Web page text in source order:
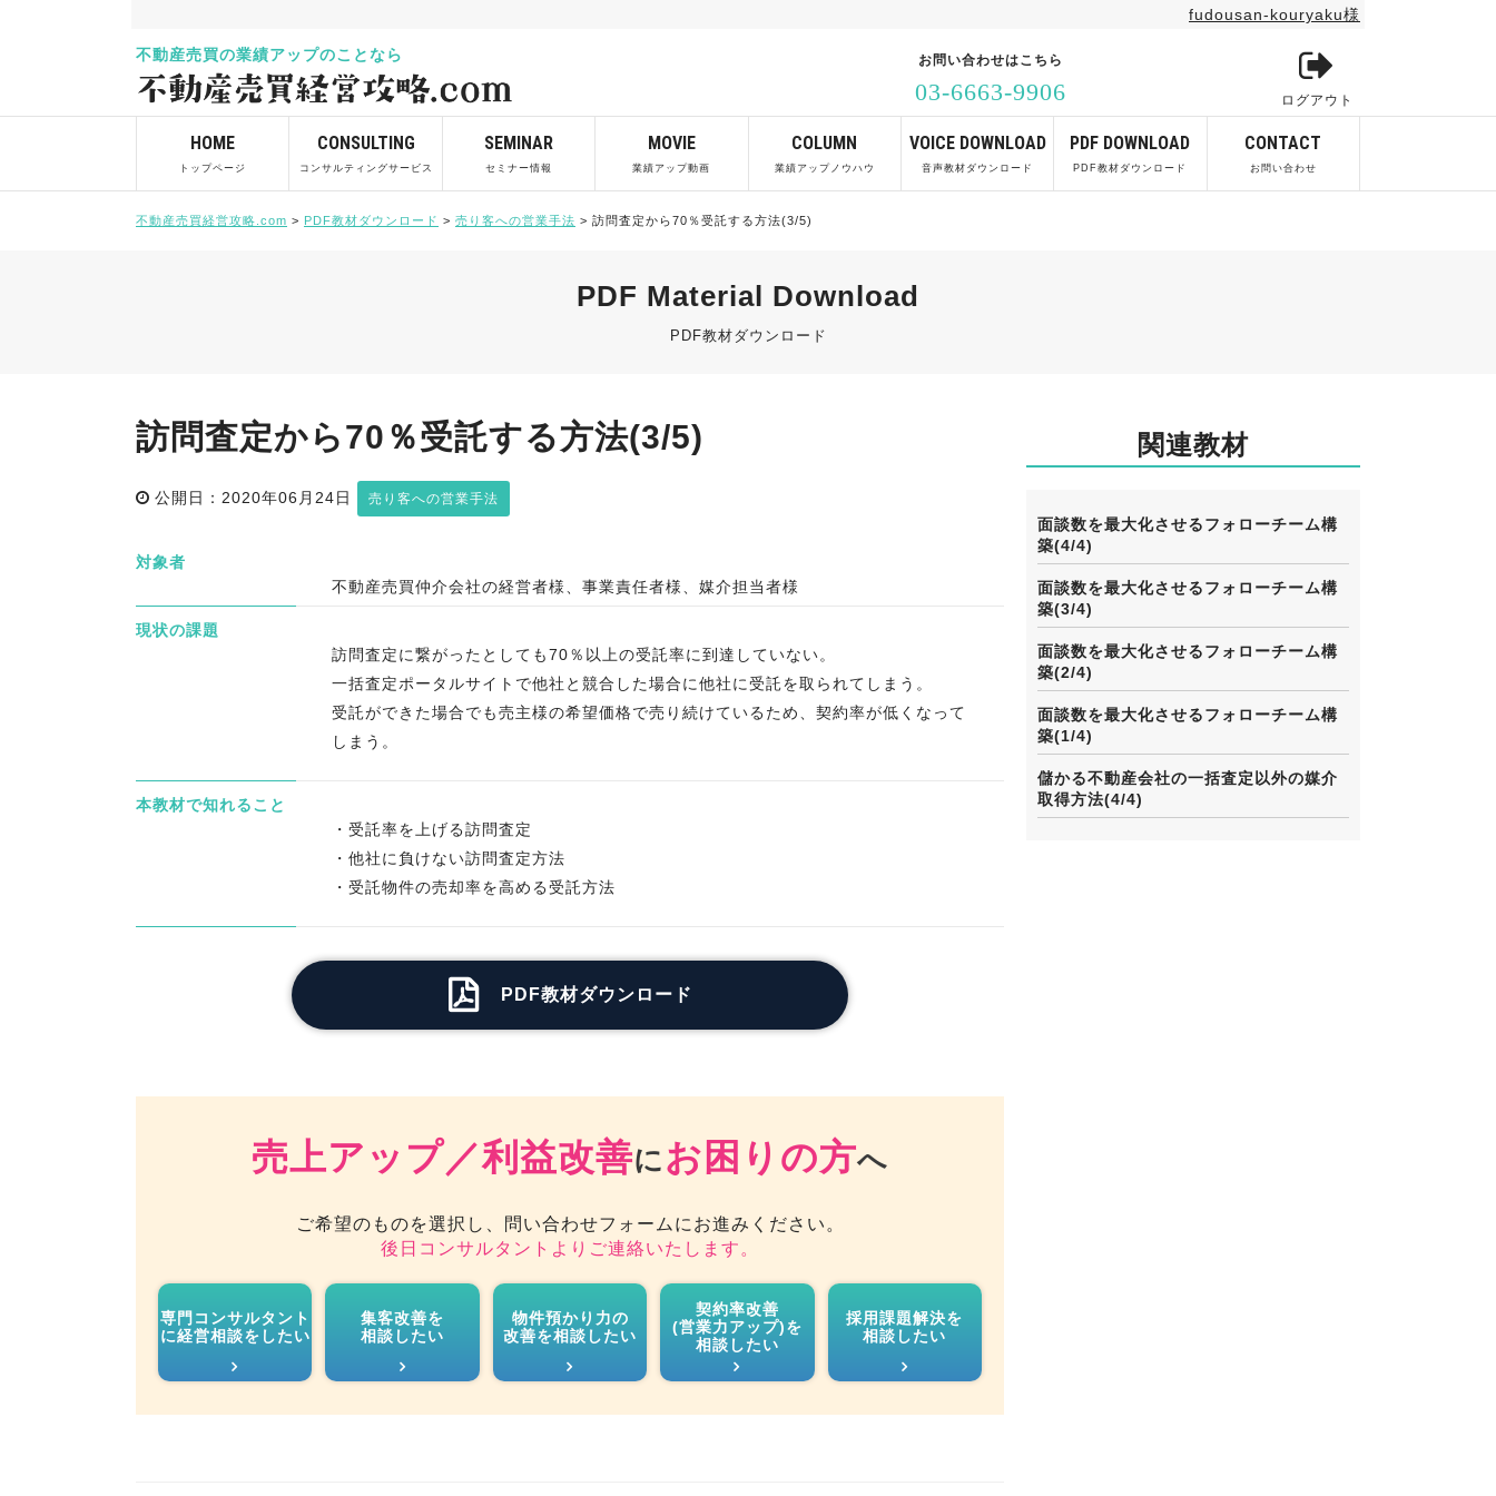
fudousan-kouryaku様
不動産売買の業績アップのことなら
ログアウト
お問い合わせはこちら
03-6663-9906
HOME
トップページ
CONSULTING
コンサルティングサービス
SEMINAR
セミナー情報
MOVIE
業績アップ動画
COLUMN
業績アップノウハウ
VOICE DOWNLOAD
音声教材ダウンロード
PDF DOWNLOAD
PDF教材ダウンロード
CONTACT
お問い合わせ
不動産売買経営攻略.com > PDF教材ダウンロード > 売り客への営業手法 > 訪問査定から70％受託する方法(3/5)
PDF Material Download
PDF教材ダウンロード
訪問査定から70％受託する方法(3/5)
公開日：2020年06月24日 売り客への営業手法
対象者
不動産売買仲介会社の経営者様、事業責任者様、媒介担当者様
現状の課題
訪問査定に繋がったとしても70％以上の受託率に到達していない。
一括査定ポータルサイトで他社と競合した場合に他社に受託を取られてしまう。
受託ができた場合でも売主様の希望価格で売り続けているため、契約率が低くなって
しまう。
本教材で知れること
・受託率を上げる訪問査定
・他社に負けない訪問査定方法
・受託物件の売却率を高める受託方法
PDF教材ダウンロード
売上アップ／利益改善にお困りの方へ
ご希望のものを選択し、問い合わせフォームにお進みください。
後日コンサルタントよりご連絡いたします。
専門コンサルタント
に経営相談をしたい
集客改善を
相談したい
物件預かり力の
改善を相談したい
契約率改善
(営業力アップ)を
相談したい
採用課題解決を
相談したい
関連教材
面談数を最大化させるフォローチーム構
築(4/4)
面談数を最大化させるフォローチーム構
築(3/4)
面談数を最大化させるフォローチーム構
築(2/4)
面談数を最大化させるフォローチーム構
築(1/4)
儲かる不動産会社の一括査定以外の媒介
取得方法(4/4)